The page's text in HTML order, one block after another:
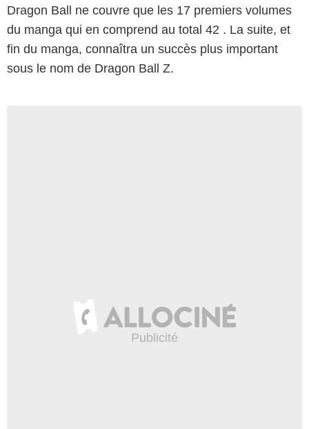
Dragon Ball ne couvre que les 17 premiers volumes
du manga qui en comprend au total 42 . La suite, et
fin du manga, connaîtra un succès plus important
sous le nom de Dragon Ball Z.